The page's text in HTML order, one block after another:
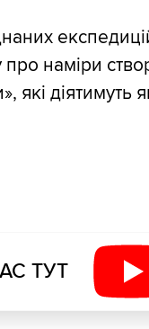
наміри
які
ТУТ